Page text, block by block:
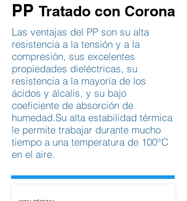
PP Tratado con Corona
Las ventajas del PP son su alta
resistencia a la tensión y a la
compresión, sus excelentes
propiedades dieléctricas, su
resistencia a la mayoría de los
ácidos y álcalis, y su bajo
coeficiente de absorción de
humedad.Su alta estabilidad térmica
le permite trabajar durante mucho
tiempo a una temperatura de 100°C
en el aire.